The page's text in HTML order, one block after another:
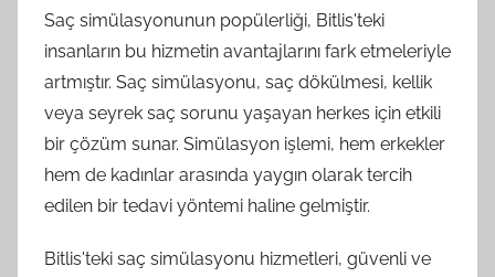
Saç simülasyonunun popülerliği, Bitlis'teki
insanların bu hizmetin avantajlarını fark etmeleriyle
artmıştır. Saç simülasyonu, saç dökülmesi, kellik
veya seyrek saç sorunu yaşayan herkes için etkili
bir çözüm sunar. Simülasyon işlemi, hem erkekler
hem de kadınlar arasında yaygın olarak tercih
edilen bir tedavi yöntemi haline gelmiştir.
Bitlis'teki saç simülasyonu hizmetleri, güvenli ve